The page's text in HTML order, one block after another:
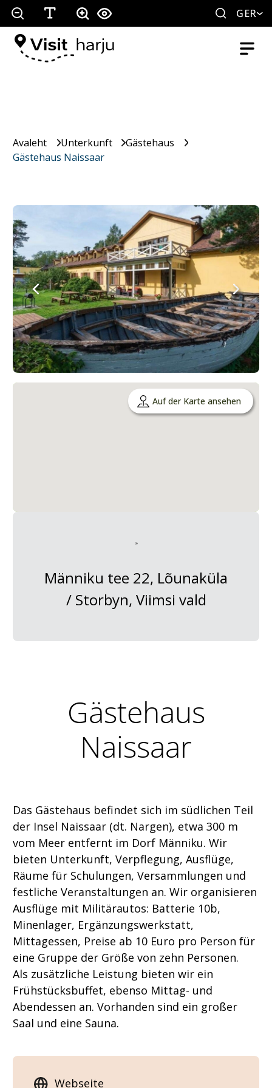
GER
Avaleht Unterkunft
Gästehaus
Gästehaus Naissaar
Auf der Karte ansehen
Männiku tee 22, Lõunaküla
/ Storbyn, Viimsi vald
Gästehaus
Naissaar
Das Gästehaus befindet sich im südlichen Teil
der Insel Naissaar (dt. Nargen), etwa 300 m
vom Meer entfernt im Dorf Männiku. Wir
bieten Unterkunft, Verpflegung, Ausflüge,
Räume für Schulungen, Versammlungen und
festliche Veranstaltungen an. Wir organisieren
Ausflüge mit Militärautos: Batterie 10b,
Minenlager, Ergänzungswerkstatt,
Mittagessen, Preise ab 10 Euro pro Person für
eine Gruppe der Größe von zehn Personen.
Als zusätzliche Leistung bieten wir ein
Frühstücksbuffet, ebenso Mittag- und
Abendessen an. Vorhanden sind ein großer
Saal und eine Sauna.
Webseite